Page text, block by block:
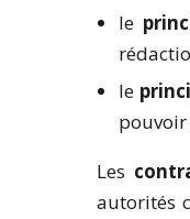
le
le
Les
autorités